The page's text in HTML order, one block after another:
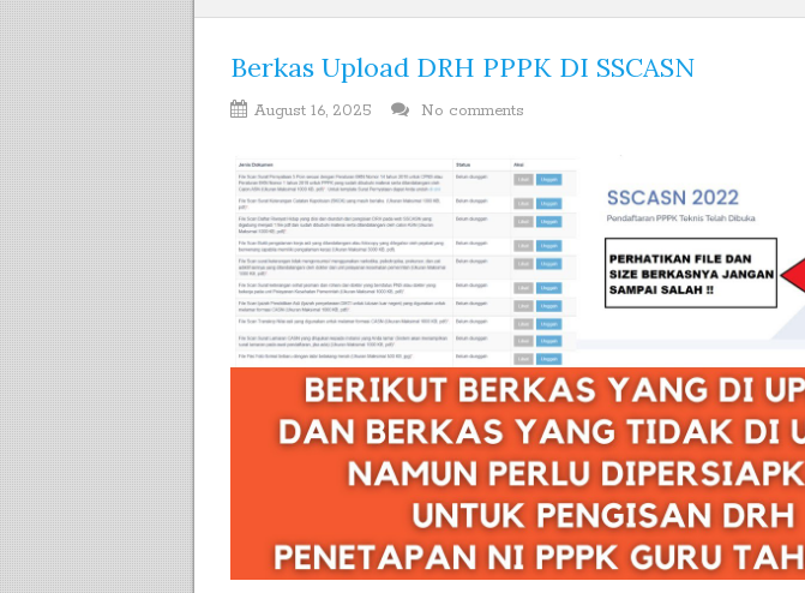
Berkas Upload DRH PPPK DI SSCASN
August 16, 2025 No comments